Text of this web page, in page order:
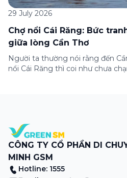
29 July 2026
Chợ nổi Cái Răng: Bức
giữa lòng Cần Thơ
Người ta thường nói rằng đến
nổi Cái Răng thì coi như chưa
CÔNG TY CỔ PHẦN DI
MINH GSM
Hotline: 1555